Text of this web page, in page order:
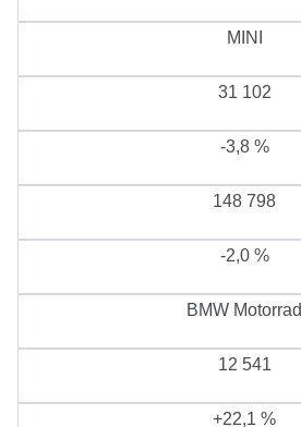
MINI
31 102
-3,8 %
148 798
-2,0 %
BMW Motorrad
12 541
+22,1 %